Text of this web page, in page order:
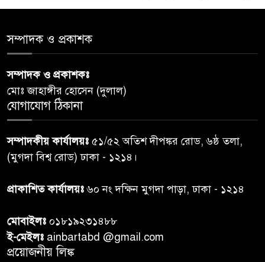
পেশ
৬
তদন্ত শেষ পর্যায়ে, দ্রুত চার্জশিট
৭
রাতের মধ্যে ঢাকাসহ ১০ অঞ্চলে
ঝড়বৃষ্টির পূর্বাভাস
৮
প্রধানমন্ত্রীর সঙ্গে দেখা করে স্বপ্নপূরণ
৯
সম্পাদক ও প্রকাশক
সম্পাদক ও প্রকাশকঃ
মোঃ জাহাঙ্গীর হোসেন (দুলাল)
যোগাযোগ ঠিকানা
সম্পাদকীয় কার্যালয়ঃ ৫১/৫২ অতিশ দীপঙ্কর রোড, ৬ষ্ঠ তলা,
(মুগদা বিশ্ব রোড) ঢাকা - ১২১৪।
প্রাকাশিত কার্যালয়ঃ৬০ নং দক্ষিন মুগদা পাড়া, ঢাকা - ১২১৪
মোবাইলঃ ০১৮১৯২৩১৪৮৮
ই-মেইলঃ ainbartabd @gmail.com
প্রয়োজনীয় লিঙ্ক